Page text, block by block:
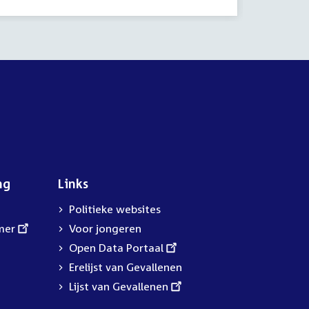
Links
Politieke websites
Voor jongeren
External
link:
Open Data Portaal
Erelijst van Gevallenen
External
Lijst van Gevallenen